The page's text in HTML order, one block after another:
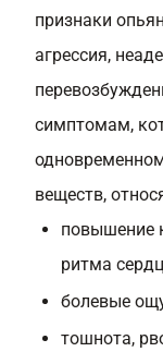
признаки
агрессия,
симптомам,
веществ,
повышение
ритма
болевые
тошнота,